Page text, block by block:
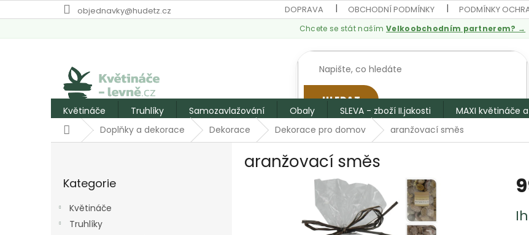
na
objednavky@hudetz.cz DOPRAVA OBCHODNÍ PODMÍNKY PODMÍNKY
Chcete se stát našímVelkoobchodním partnerem? →
HLEDAT
Květináče Truhlíky Samozavlažování Obaly SLEVA - zboží II.jakosti MAXI květináče
DomůDoplňky a dekorace Dekorace Dekorace pro domov aranžovací směs
kategorie
Kategorie
Květináče
Truhlíky
aranžovací směs